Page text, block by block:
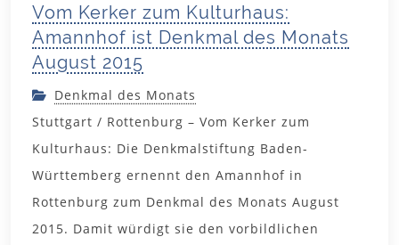
Vom Kerker zum Kulturhaus:
Amannhof ist Denkmal des Monats
August 2015
Denkmal des Monats
Stuttgart / Rottenburg – Vom Kerker zum
Kulturhaus: Die Denkmalstiftung Baden-
Württemberg ernennt den Amannhof in
Rottenburg zum Denkmal des Monats August
2015. Damit würdigt sie den vorbildlichen